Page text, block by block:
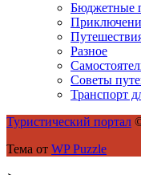
Бюджетные
Разное
Советы
Транспорт
Туристический портал
Тема от WP Puzzle